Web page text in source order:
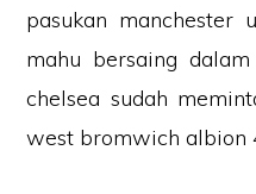
pasukan manchester
mahu bersaing
chelsea sudah
west bromwich albion